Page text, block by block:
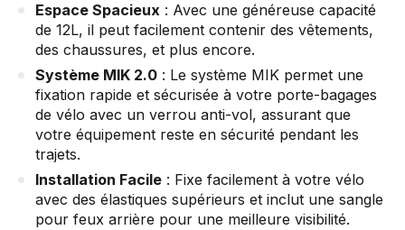
Espace Spacieux : Avec une généreuse capacité
de 12L, il peut facilement contenir des vêtements,
des chaussures, et plus encore.
Système MIK 2.0 : Le système MIK permet une
fixation rapide et sécurisée à votre porte-bagages
de vélo avec un verrou anti-vol, assurant que
votre équipement reste en sécurité pendant les
trajets.
Installation Facile : Fixe facilement à votre vélo
avec des élastiques supérieurs et inclut une sangle
pour feux arrière pour une meilleure visibilité.